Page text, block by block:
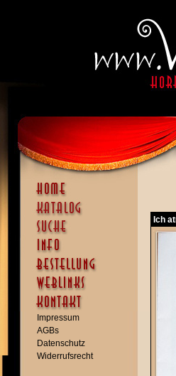
Impressum
AGBs
Datenschutz
Widerrufsrecht
Ich